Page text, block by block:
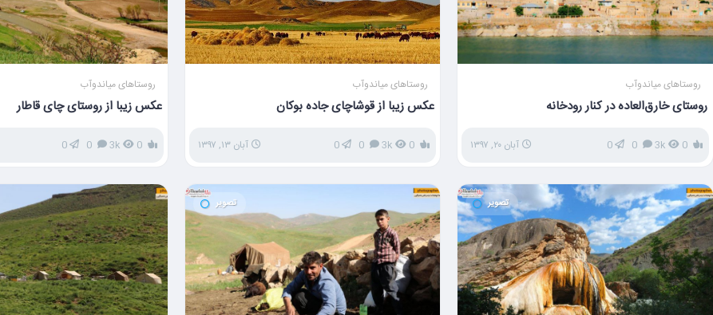
روستاهای میاندوآب
روستای خارق‌العاده در کنار رودخانه
0
3k
0
0 آبان ۲۰, ۱۳۹۷
روستاهای میاندوآب
عکس زیبا از قوشاچای جاده بوکان
3k
0 آبان ۱۳, ۱۳۹۷
روستاهای میاندوآب
عکس زیبا از روستای چای قاطار
3k
0
تصویر تصویر